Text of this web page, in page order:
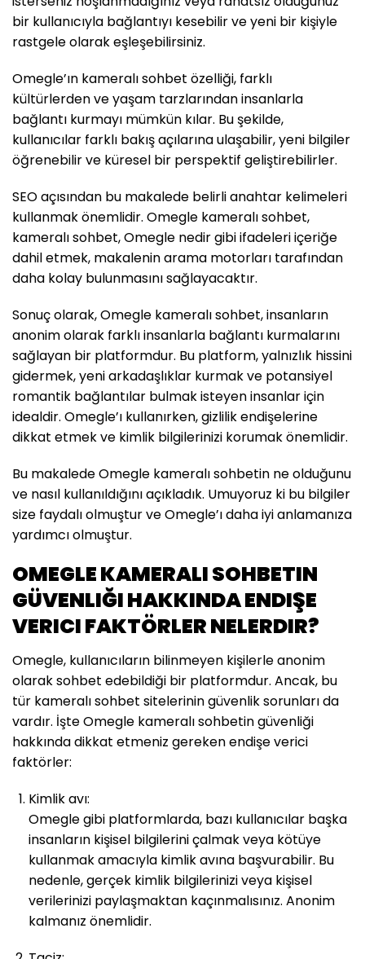
bir kullanıcıyla bağlantıyı kesebilir ve yeni bir kişiyle
rastgele olarak eşleşebilirsiniz.
Omegle’ın kameralı sohbet özelliği, farklı
kültürlerden ve yaşam tarzlarından insanlarla
bağlantı kurmayı mümkün kılar. Bu şekilde,
kullanıcılar farklı bakış açılarına ulaşabilir, yeni bilgiler
öğrenebilir ve küresel bir perspektif geliştirebilirler.
SEO açısından bu makalede belirli anahtar kelimeleri
kullanmak önemlidir. Omegle kameralı sohbet,
kameralı sohbet, Omegle nedir gibi ifadeleri içeriğe
dahil etmek, makalenin arama motorları tarafından
daha kolay bulunmasını sağlayacaktır.
Sonuç olarak, Omegle kameralı sohbet, insanların
anonim olarak farklı insanlarla bağlantı kurmalarını
sağlayan bir platformdur. Bu platform, yalnızlık hissini
gidermek, yeni arkadaşlıklar kurmak ve potansiyel
romantik bağlantılar bulmak isteyen insanlar için
idealdir. Omegle’ı kullanırken, gizlilik endişelerine
dikkat etmek ve kimlik bilgilerinizi korumak önemlidir.
Bu makalede Omegle kameralı sohbetin ne olduğunu
ve nasıl kullanıldığını açıkladık. Umuyoruz ki bu bilgiler
size faydalı olmuştur ve Omegle’ı daha iyi anlamanıza
yardımcı olmuştur.
OMEGLE KAMERALI SOHBETIN
GÜVENLIĞI HAKKINDA ENDIŞE
VERICI FAKTÖRLER NELERDIR?
Omegle, kullanıcıların bilinmeyen kişilerle anonim
olarak sohbet edebildiği bir platformdur. Ancak, bu
tür kameralı sohbet sitelerinin güvenlik sorunları da
vardır. İşte Omegle kameralı sohbetin güvenliği
hakkında dikkat etmeniz gereken endişe verici
faktörler:
Kimlik avı:
Omegle gibi platformlarda, bazı kullanıcılar başka
insanların kişisel bilgilerini çalmak veya kötüye
kullanmak amacıyla kimlik avına başvurabilir. Bu
nedenle, gerçek kimlik bilgilerinizi veya kişisel
verilerinizi paylaşmaktan kaçınmalısınız. Anonim
kalmanız önemlidir.